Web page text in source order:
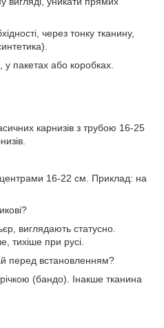
через тонку тканину,
у пакетах або коробках.
карнизів з трубою 16-25
центрами 16-22 см. Приклад: на
виглядають статусно.
тихіше при русі.
перед встановленням?
(бандо). Інакше тканина